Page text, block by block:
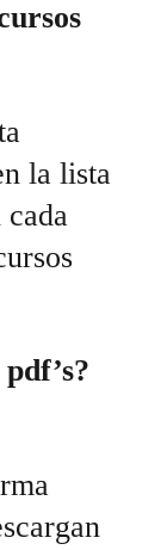
la lista
cada